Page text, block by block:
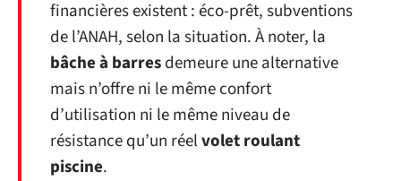
financières existent : éco-prêt, subventions
de l’ANAH, selon la situation. À noter, la
bâche à barresdemeure une alternative
mais n’offre ni le même confort
d’utilisation ni le même niveau de
résistance qu’un réelvolet roulant
piscine.